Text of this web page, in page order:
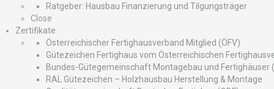
Ratgeber: Hausbau Finanzierung und Tilgungsträger
Close
Zertifikate
Österreichischer Fertighausverband Mitglied (ÖFV)
Gütezeichen Fertighaus vom Österreichischen
Bundes-Gütegemeinschaft Montagebau und Fertighäuser
RAL Gütezeichen – Holzhausbau Herstellung & Montage